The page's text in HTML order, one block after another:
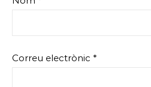
Nom
Correu electrònic